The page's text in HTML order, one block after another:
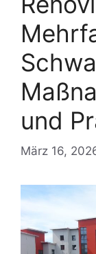
und
März 16,